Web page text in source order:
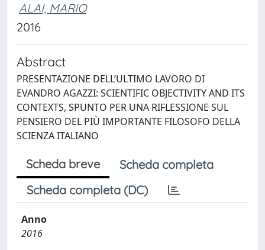
ALAI, MARIO
2016
Abstract
PRESENTAZIONE DELL’ULTIMO LAVORO DI
EVANDRO AGAZZI: SCIENTIFIC OBJECTIVITY AND ITS
CONTEXTS, SPUNTO PER UNA RIFLESSIONE SUL
PENSIERO DEL PIÙ IMPORTANTE FILOSOFO DELLA
SCIENZA ITALIANO
Scheda breve
Scheda completa
Scheda completa (DC)
Anno
2016